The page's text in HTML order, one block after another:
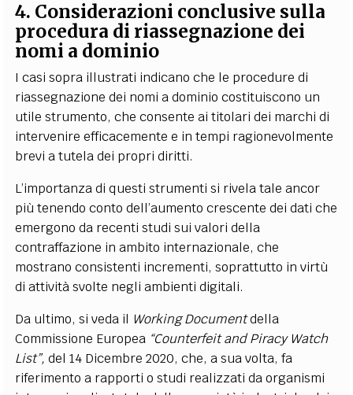
4. Considerazioni conclusive sulla
procedura di riassegnazione dei
nomi a dominio
I casi sopra illustrati indicano che le procedure di
riassegnazione dei nomi a dominio costituiscono un
utile strumento, che consente ai titolari dei marchi di
intervenire efficacemente e in tempi ragionevolmente
brevi a tutela dei propri diritti.
L’importanza di questi strumenti si rivela tale ancor
più tenendo conto dell’aumento crescente dei dati che
emergono da recenti studi sui valori della
contraffazione in ambito internazionale, che
mostrano consistenti incrementi, soprattutto in virtù
di attività svolte negli ambienti digitali.
Da ultimo, si veda il Working Documentdella
Commissione Europea “Counterfeit and Piracy Watch
List”,del 14 Dicembre 2020, che, a sua volta, fa
riferimento a rapporti o studi realizzati da organismi